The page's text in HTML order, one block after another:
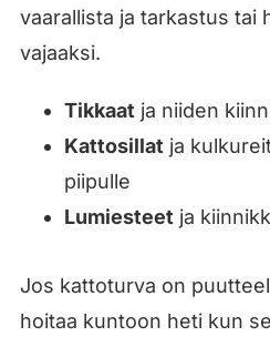
vaarallista ja tarkastus tai
vajaaksi.
Tikkaat ja niiden
Kattosillat ja
piipulle
Lumiesteet ja
Jos kattoturva on
hoitaa kuntoon heti kun